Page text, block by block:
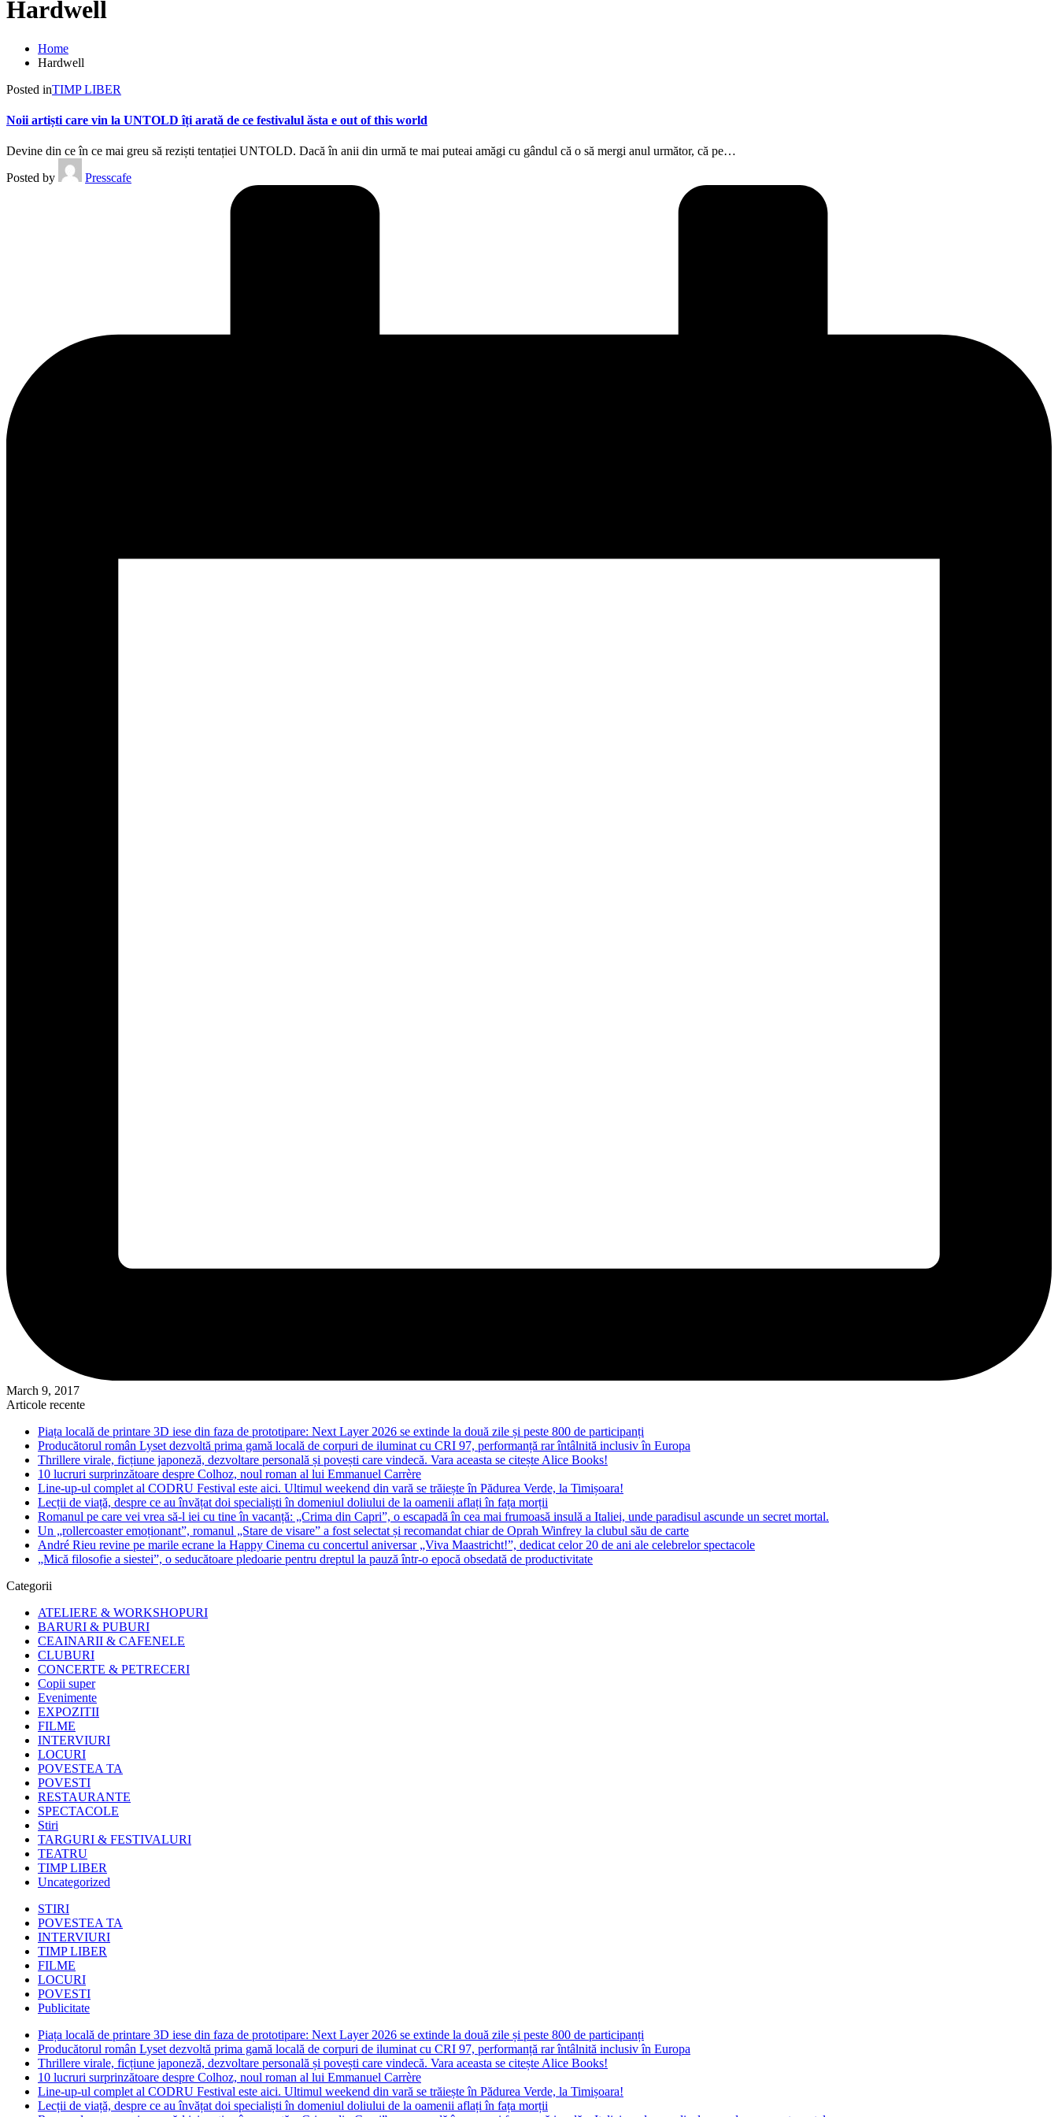
Hardwell
Home
Hardwell
Posted inTIMP LIBER
Noii artiști care vin la UNTOLD îți arată de ce festivalul ăsta e out of this world
Devine din ce în ce mai greu să reziști tentației UNTOLD. Dacă în anii din urmă te mai puteai amăgi cu gândul că o să mergi anul următor, că pe…
Posted by
Presscafe
March 9, 2017
Articole recente
Piața locală de printare 3D iese din faza de prototipare: Next Layer 2026 se extinde la două zile și peste 800 de participanți
Producătorul român Lyset dezvoltă prima gamă locală de corpuri de iluminat cu CRI 97, performanță rar întâlnită inclusiv în Europa
Thrillere virale, ficțiune japoneză, dezvoltare personală și povești care vindecă. Vara aceasta se citește Alice Books!
10 lucruri surprinzătoare despre Colhoz, noul roman al lui Emmanuel Carrère
Line-up-ul complet al CODRU Festival este aici. Ultimul weekend din vară se trăiește în Pădurea Verde, la Timișoara!
Lecții de viață, despre ce au învățat doi specialiști în domeniul doliului de la oamenii aflați în fața morții
Romanul pe care vei vrea să-l iei cu tine în vacanță: „Crima din Capri”, o escapadă în cea mai frumoasă insulă a Italiei, unde paradisul ascunde un secret mortal.
Un „rollercoaster emoționant”, romanul „Stare de visare” a fost selectat și recomandat chiar de Oprah Winfrey la clubul său de carte
André Rieu revine pe marile ecrane la Happy Cinema cu concertul aniversar „Viva Maastricht!”, dedicat celor 20 de ani ale celebrelor spectacole
„Mică filosofie a siestei”, o seducătoare pledoarie pentru dreptul la pauză într-o epocă obsedată de productivitate
Categorii
ATELIERE & WORKSHOPURI
BARURI & PUBURI
CEAINARII & CAFENELE
CLUBURI
CONCERTE & PETRECERI
Copii super
Evenimente
EXPOZITII
FILME
INTERVIURI
LOCURI
POVESTEA TA
POVESTI
RESTAURANTE
SPECTACOLE
Stiri
TARGURI & FESTIVALURI
TEATRU
TIMP LIBER
Uncategorized
STIRI
POVESTEA TA
INTERVIURI
TIMP LIBER
FILME
LOCURI
POVESTI
Publicitate
Piața locală de printare 3D iese din faza de prototipare: Next Layer 2026 se extinde la două zile și peste 800 de participanți
Producătorul român Lyset dezvoltă prima gamă locală de corpuri de iluminat cu CRI 97, performanță rar întâlnită inclusiv în Europa
Thrillere virale, ficțiune japoneză, dezvoltare personală și povești care vindecă. Vara aceasta se citește Alice Books!
10 lucruri surprinzătoare despre Colhoz, noul roman al lui Emmanuel Carrère
Line-up-ul complet al CODRU Festival este aici. Ultimul weekend din vară se trăiește în Pădurea Verde, la Timișoara!
Lecții de viață, despre ce au învățat doi specialiști în domeniul doliului de la oamenii aflați în fața morții